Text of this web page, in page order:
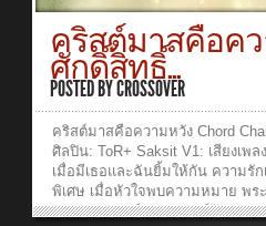
สุภัครพงษ์กุลCameraman : เรือง
ญภรณ์...
คริสต์มาสคือคว
ศักดิ์สิทธิ์...
POSTED BYCROSSOVER
คริสต์มาสคือความหวัง Chord
ศิลปิน: ToR+ Saksit V1: เสียงเพ
เมื่อมีเธอและฉันยิ้มให้กัน ความรั
พิเศษ เมื่อหัวใจพบความหมาย พร
เพราะพระองค์ ความทุกข์กังวลส